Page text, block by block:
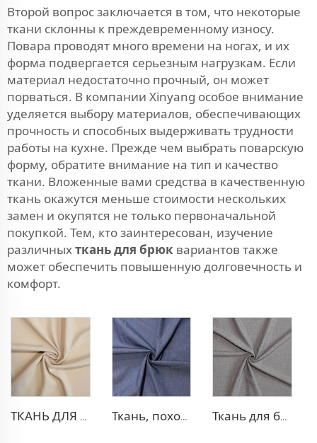
Второй вопрос заключается в том, что некоторые
ткани склонны к преждевременному износу.
Повара проводят много времени на ногах, и их
форма подвергается серьезным нагрузкам. Если
материал недостаточно прочный, он может
порваться. В компании Xinyang особое внимание
уделяется выбору материалов, обеспечивающих
прочность и способных выдерживать трудности
работы на кухне. Прежде чем выбрать поварскую
форму, обратите внимание на тип и качество
ткани. Вложенные вами средства в качественную
ткань окажутся меньше стоимости нескольких
замен и окупятся не только первоначальной
покупкой. Тем, кто заинтересован, изучение
различныхткань для брюк вариантов также
может обеспечить повышенную долговечность и
комфорт.
ТКАНЬ ДЛЯ БЛЕЙЗЕРА ИЗ ПОЛИЭСТЕРА И ВИСКОЗЫ Ткань, похожая на деним, из полиэстера и вискозы Ткань для брюк TR с четырехсторонней растяжкой